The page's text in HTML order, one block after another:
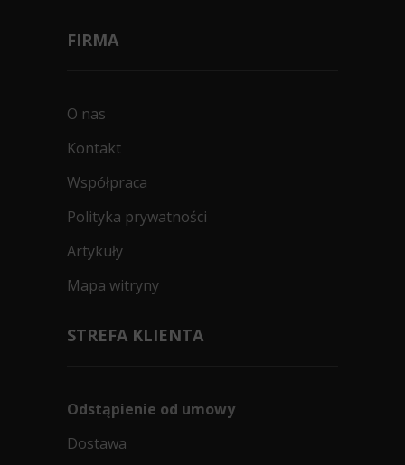
FIRMA
O nas
Kontakt
Współpraca
Polityka prywatności
Artykuły
Mapa witryny
STREFA KLIENTA
Odstąpienie od umowy
Dostawa